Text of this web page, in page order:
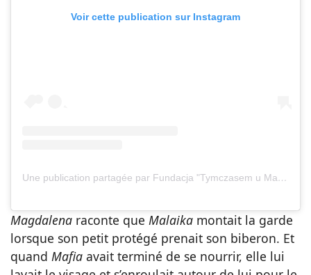
Voir cette publication sur Instagram
Une publication partagée par Fundacja "Tymczasem u Magdy" (@tymczasemumagdy)
Magdalena raconte que Malaika montait la garde
lorsque son petit protégé prenait son biberon. Et
quand Mafia avait terminé de se nourrir, elle lui